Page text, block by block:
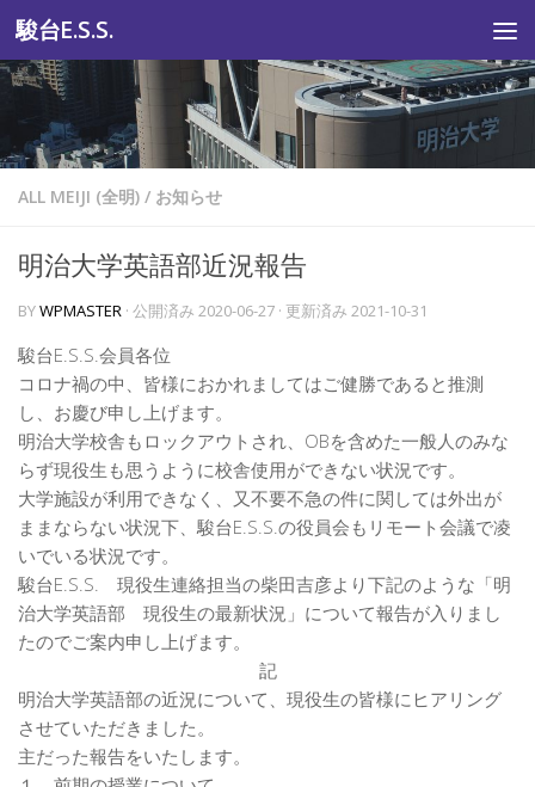
コンテンツへスキップ
駿台E.S.S.
ALL MEIJI (全明) / お知らせ
明治大学英語部近況報告
BYWPMASTER · 公開済み 2020-06-27 · 更新済み 2021-10-31
駿台E.S.S.会員各位
コロナ禍の中、皆様におかれましてはご健勝であると推測
し、お慶び申し上げます。
明治大学校舎もロックアウトされ、OBを含めた一般人のみな
らず現役生も思うように校舎使用ができない状況です。
大学施設が利用できなく、又不要不急の件に関しては外出が
ままならない状況下、駿台E.S.S.の役員会もリモート会議で凌
いでいる状況です。
駿台E.S.S. 現役生連絡担当の柴田吉彦より下記のような「明
治大学英語部 現役生の最新状況」について報告が入りまし
たのでご案内申し上げます。
記
明治大学英語部の近況について、現役生の皆様にヒアリング
させていただきました。
主だった報告をいたします。